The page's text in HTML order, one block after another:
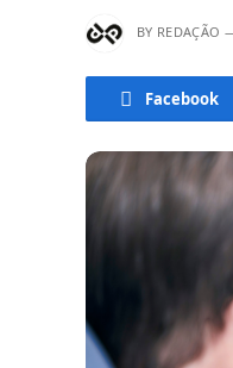
BY REDAÇÃO
Facebook